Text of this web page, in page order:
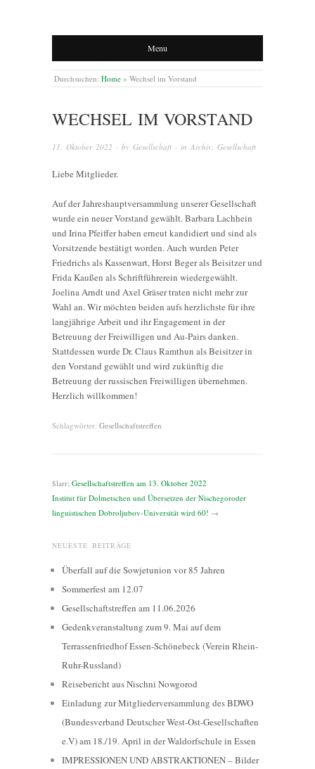
Menu
Durchsuchen: Home » Wechsel im Vorstand
WECHSEL IM VORSTAND
11. Oktober 2022 · by Gesellschaft · in Archiv, Gesellschaft
Liebe Mitglieder.
Auf der Jahreshauptversammlung unserer Gesellschaft
wurde ein neuer Vorstand gewählt. Barbara Lachhein
und Irina Pfeiffer haben erneut kandidiert und sind als
Vorsitzende bestätigt worden. Auch wurden Peter
Friedrichs als Kassenwart, Horst Beger als Beisitzer und
Frida Kaußen als Schriftführerein wiedergewählt.
Joelina Arndt und Axel Gräser traten nicht mehr zur
Wahl an. Wir möchten beiden aufs herzlichste für ihre
langjährige Arbeit und ihr Engagement in der
Betreuung der Freiwilligen und Au-Pairs danken.
Stattdessen wurde Dr. Claus Ramthun als Beisitzer in
den Vorstand gewählt und wird zukünftig die
Betreuung der russischen Freiwilligen übernehmen.
Herzlich willkommen!
Schlagwörter: Gesellschaftstreffen
$larr; Gesellschaftstreffen am 13. Oktober 2022
Institut für Dolmetschen und Übersetzen der Nischegoroder
linguistischen Dobroljubov-Universität wird 60! →
NEUESTE BEITRÄGE
Überfall auf die Sowjetunion vor 85 Jahren
Sommerfest am 12.07
Gesellschaftstreffen am 11.06.2026
Gedenkveranstaltung zum 9. Mai auf dem
Terrassenfriedhof Essen-Schönebeck (Verein Rhein-
Ruhr-Russland)
Reisebericht aus Nischni Nowgorod
Einladung zur Mitgliederversammlung des BDWO
(Bundesverband Deutscher West-Ost-Gesellschaften
e.V) am 18./19. April in der Waldorfschule in Essen
IMPRESSIONEN UND ABSTRAKTIONEN – Bilder